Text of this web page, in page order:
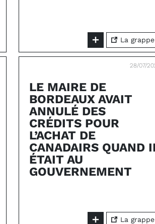
La grappe
28/07/
LE MAIRE DE
BORDEAUX AVAIT
ANNULÉ DES
CRÉDITS POUR
L’ACHAT DE
CANADAIRS QUAND
ÉTAIT AU
GOUVERNEMENT
La grappe